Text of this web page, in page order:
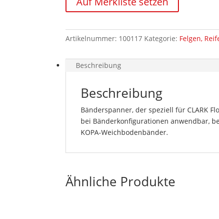
Flotec-
Bänder
Menge
Artikelnummer: 100117 Kategorie: Felgen,
Beschreibung
Beschreibung
Bänderspanner, der speziell für CLARK
bei Bänderkonfigurationen anwendbar,
KOPA-Weichbodenbänder.
Ähnliche Produkte